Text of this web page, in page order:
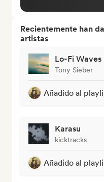
Recientemente han
artistas
Lo-Fi Waves
Tony Sieber
Añadido al
Karasu
kicktracks
Añadido al